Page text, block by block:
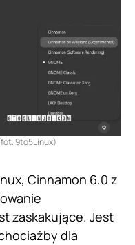
9to5Linux)
Cinnamon 6.0 z
zaskakujące. Jest
dla